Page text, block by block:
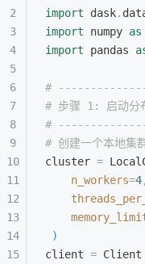
import dask.
import numpy as
import pandas
#
# 步骤 1: 启动分
#
# 创建一个本地集
cluster =
n_workers=4,
)
client = Client